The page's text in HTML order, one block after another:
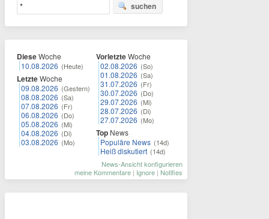
suchen
DieseWoche
10.08.2026 (Heute)
LetzteWoche
09.08.2026 (Gestern)
08.08.2026 (Sa)
07.08.2026 (Fr)
06.08.2026 (Do)
05.08.2026 (Mi)
04.08.2026 (Di)
03.08.2026 (Mo)
VorletzteWoche
02.08.2026 (So)
01.08.2026 (Sa)
31.07.2026 (Fr)
30.07.2026 (Do)
29.07.2026 (Mi)
28.07.2026 (Di)
27.07.2026 (Mo)
Top News
Populäre News (14d)
Heiß diskutiert (14d)
News-Ansicht konfigurieren
meine Kommentare | Ignore | Notifies